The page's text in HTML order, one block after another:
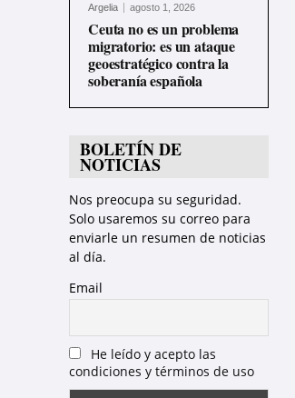
Argelia agosto 1, 2026
Ceuta no es un problema
migratorio: es un ataque
geoestratégico contra la
soberanía española
BOLETÍN DE
NOTICIAS
Nos preocupa su seguridad.
Solo usaremos su correo para
enviarle un resumen de noticias
al día.
Email
He leído y acepto las
condiciones y términos de uso